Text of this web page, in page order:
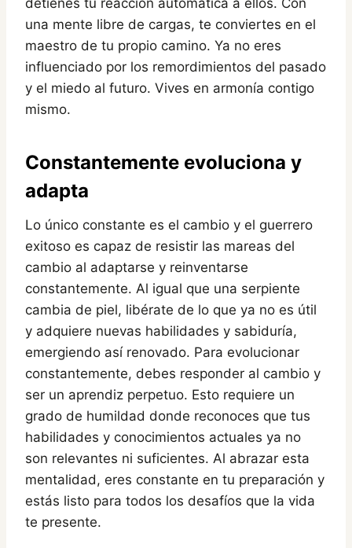
detienes tu reacción automática a ellos. Con
una mente libre de cargas, te conviertes en el
maestro de tu propio camino. Ya no eres
influenciado por los remordimientos del pasado
y el miedo al futuro. Vives en armonía contigo
mismo.
Constantemente evoluciona y
adapta
Lo único constante es el cambio y el guerrero
exitoso es capaz de resistir las mareas del
cambio al adaptarse y reinventarse
constantemente. Al igual que una serpiente
cambia de piel, libérate de lo que ya no es útil
y adquiere nuevas habilidades y sabiduría,
emergiendo así renovado. Para evolucionar
constantemente, debes responder al cambio y
ser un aprendiz perpetuo. Esto requiere un
grado de humildad donde reconoces que tus
habilidades y conocimientos actuales ya no
son relevantes ni suficientes. Al abrazar esta
mentalidad, eres constante en tu preparación y
estás listo para todos los desafíos que la vida
te presente.